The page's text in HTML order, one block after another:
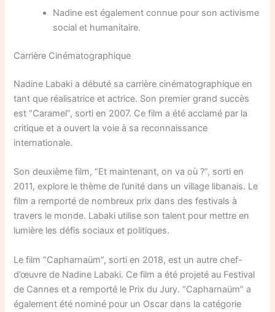
Nadine est également connue pour son activisme
social et humanitaire.
Carrière Cinématographique
Nadine Labaki a débuté sa carrière cinématographique en
tant que réalisatrice et actrice. Son premier grand succès
est “Caramel”, sorti en 2007. Ce film a été acclamé par la
critique et a ouvert la voie à sa reconnaissance
internationale.
Son deuxième film, “Et maintenant, on va où ?”, sorti en
2011, explore le thème de l’unité dans un village libanais. Le
film a remporté de nombreux prix dans des festivals à
travers le monde. Labaki utilise son talent pour mettre en
lumière les défis sociaux et politiques.
Le film “Capharnaüm”, sorti en 2018, est un autre chef-
d’œuvre de Nadine Labaki. Ce film a été projeté au Festival
de Cannes et a remporté le Prix du Jury. “Capharnaüm” a
également été nominé pour un Oscar dans la catégorie